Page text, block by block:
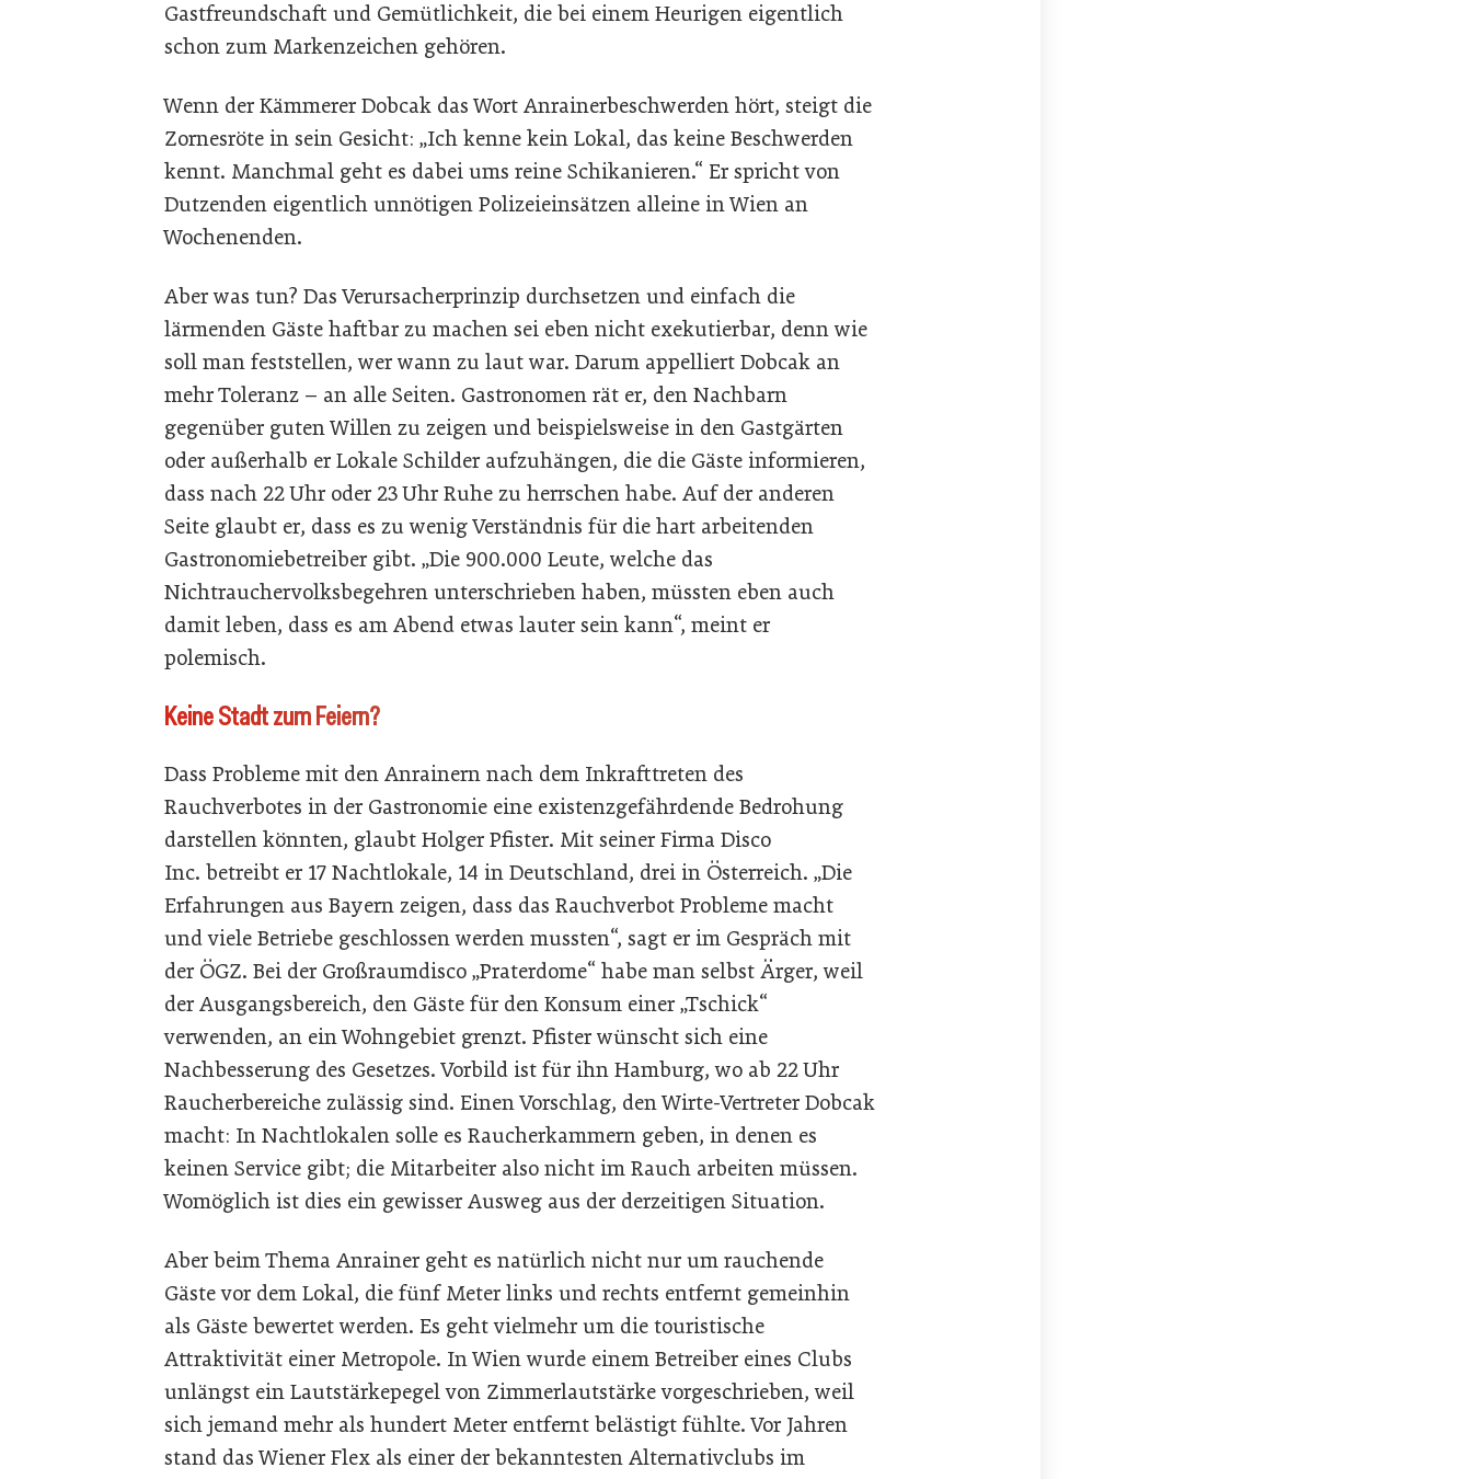
Gastfreundschaft und Gemütlichkeit, die bei einem Heurigen eigentlich
schon zum Markenzeichen gehören.
Wenn der Kämmerer Dobcak das Wort Anrainerbeschwerden hört, steigt die
Zornesröte in sein Gesicht: „Ich kenne kein Lokal, das keine Beschwerden
kennt. Manchmal geht es dabei ums reine Schikanieren.“ Er spricht von
Dutzenden eigentlich unnötigen Polizeieinsätzen alleine in Wien an
Wochenenden.
Aber was tun? Das Verursacherprinzip durchsetzen und einfach die
lärmenden Gäste haftbar zu machen sei eben nicht exekutierbar, denn wie
soll man feststellen, wer wann zu laut war. Darum appelliert Dobcak an
mehr Toleranz – an alle Seiten. Gastronomen rät er, den Nachbarn
gegenüber guten Willen zu zeigen und beispielsweise in den Gastgärten
oder außerhalb er Lokale Schilder aufzuhängen, die die Gäste informieren,
dass nach 22 Uhr oder 23 Uhr Ruhe zu herrschen habe. Auf der anderen
Seite glaubt er, dass es zu wenig Verständnis für die hart arbeitenden
Gastronomiebetreiber gibt. „Die 900.000 Leute, welche das
Nichtrauchervolksbegehren unterschrieben haben, müssten eben auch
damit leben, dass es am Abend etwas lauter sein kann“, meint er
polemisch.
Keine Stadt zum Feiern?
Dass Probleme mit den Anrainern nach dem Inkrafttreten des
Rauchverbotes in der Gastronomie eine existenzgefährdende Bedrohung
darstellen könnten, glaubt Holger Pfister. Mit seiner Firma Disco
Inc. betreibt er 17 Nachtlokale, 14 in Deutschland, drei in Österreich. „Die
Erfahrungen aus Bayern zeigen, dass das Rauchverbot Probleme macht
und viele Betriebe geschlossen werden mussten“, sagt er im Gespräch mit
der ÖGZ. Bei der Großraumdisco „Praterdome“ habe man selbst Ärger, weil
der Ausgangsbereich, den Gäste für den Konsum einer „Tschick“
verwenden, an ein Wohngebiet grenzt. Pfister wünscht sich eine
Nachbesserung des Gesetzes. Vorbild ist für ihn Hamburg, wo ab 22 Uhr
Raucherbereiche zulässig sind. Einen Vorschlag, den Wirte-Vertreter Dobcak
macht: In Nachtlokalen solle es Raucherkammern geben, in denen es
keinen Service gibt; die Mitarbeiter also nicht im Rauch arbeiten müssen.
Womöglich ist dies ein gewisser Ausweg aus der derzeitigen Situation.
Aber beim Thema Anrainer geht es natürlich nicht nur um rauchende
Gäste vor dem Lokal, die fünf Meter links und rechts entfernt gemeinhin
als Gäste bewertet werden. Es geht vielmehr um die touristische
Attraktivität einer Metropole. In Wien wurde einem Betreiber eines Clubs
unlängst ein Lautstärkepegel von Zimmerlautstärke vorgeschrieben, weil
sich jemand mehr als hundert Meter entfernt belästigt fühlte. Vor Jahren
stand das Wiener Flex als einer der bekanntesten Alternativclubs im